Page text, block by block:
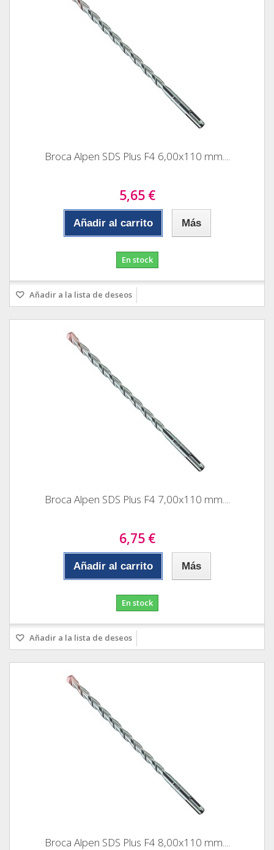
Broca Alpen SDS Plus F4 6,00x110 mm....
5,65 €
Añadir al carrito Más
En stock
Añadir a la lista de deseos
Broca Alpen SDS Plus F4 7,00x110 mm....
6,75 €
Añadir al carrito Más
En stock
Añadir a la lista de deseos
Broca Alpen SDS Plus F4 8,00x110 mm....